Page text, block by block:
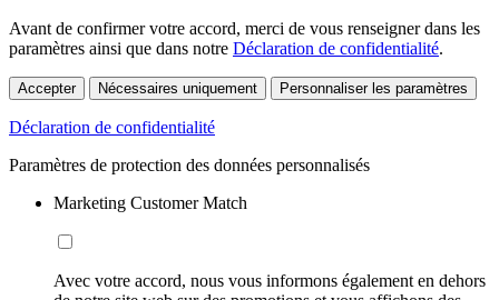
Avant de confirmer votre accord, merci de vous renseigner dans les
paramètres ainsi que dans notre Déclaration de confidentialité.
Accepter Nécessaires uniquement Personnaliser les paramètres
Déclaration de confidentialité
Paramètres de protection des données personnalisés
Marketing Customer Match
Avec votre accord, nous vous informons également en dehors